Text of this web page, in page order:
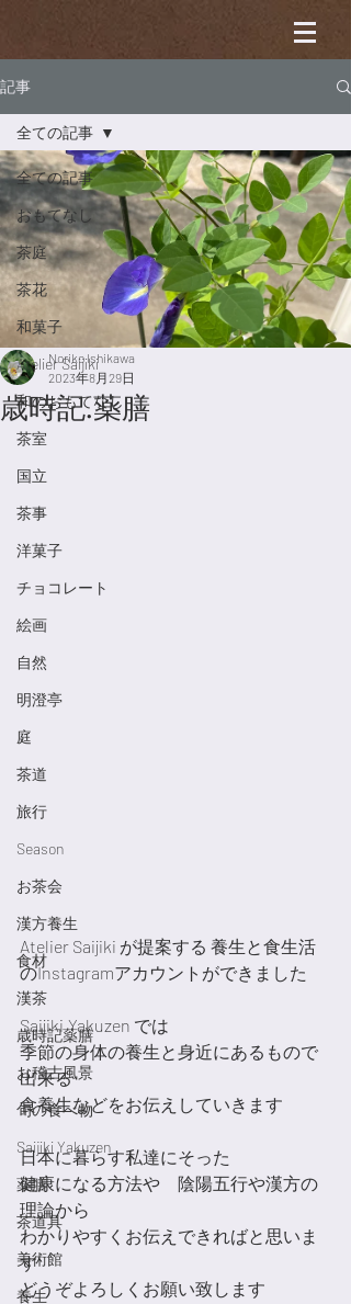
記事
全ての記事
おもてなし
茶庭
茶花
和菓子
Atelier Saijiki
和のおもてなし
茶室
国立
茶事
洋菓子
チョコレート
絵画
自然
明澄亭
庭
茶道
旅行
Season
お茶会
漢方養生
食材
漢茶
歳時記薬膳
お稽古風景
旬の食べ物
Saijiki Yakuzen
薬膳
茶道具
美術館
養生
全ての記事
歳時記.薬膳
Noriko Ishikawa
2023年8月29日
Atelier Saijiki が提案する 養生と食生活
のInstagramアカウントができました
Saijiki.Yakuzen では
季節の身体の養生と身近にあるもので
出来る
食養生などをお伝えしていきます
日本に暮らす私達にそった
健康になる方法や　陰陽五行や漢方の
理論から
わかりやすくお伝えできればと思いま
す
どうぞよろしくお願い致します